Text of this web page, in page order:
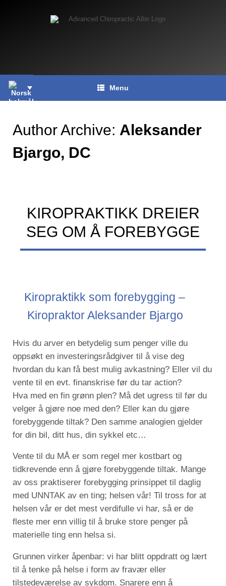
Menu
Author Archive: Aleksander
Bjargo, DC
KIROPRAKTIKK DREIER
SEG OM Å FOREBYGGE
Kiropraktikk som forebygging –
Kiropraktor Aleksander Bjargo
Hvis du arver en betydelig sum penger ville du
oppsøkt en investeringsrådgiver til å vise deg
hvordan du kan få best mulig avkastning? Eller vil du
vente til en evt. finanskrise før du tar action?
Hva med en fin grønn plen? Må det ugress til før du
velger å gjøre noe med den? Eller kan du gjøre
forebyggende tiltak? Den samme analogien gjelder
for din bil, ditt hus, din sykkel etc…
Vente til du MÅ er som regel mer kostbart og
tidkrevende enn å gjøre forebyggende tiltak. Mange
av oss praktiserer forebygging prinsippet til daglig
med UNNTAK av en ting; helsen vår! Til tross for at
helsen vår er det mest verdifulle vi har, så er de
fleste mer enn villig til å bruke store penger på
materielle ting enn helsa si.
Grunnen virker åpenbar: vi har blitt oppdratt og lært
til å tenke på helse i form av fravær eller
tilstedeværelse av sykdom. Snarere enn å